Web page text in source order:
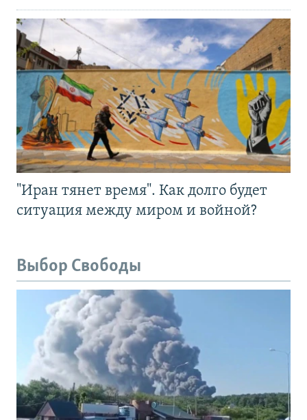
"Иран тянет время". Как долго будет
ситуация между миром и войной?
Выбор Свободы